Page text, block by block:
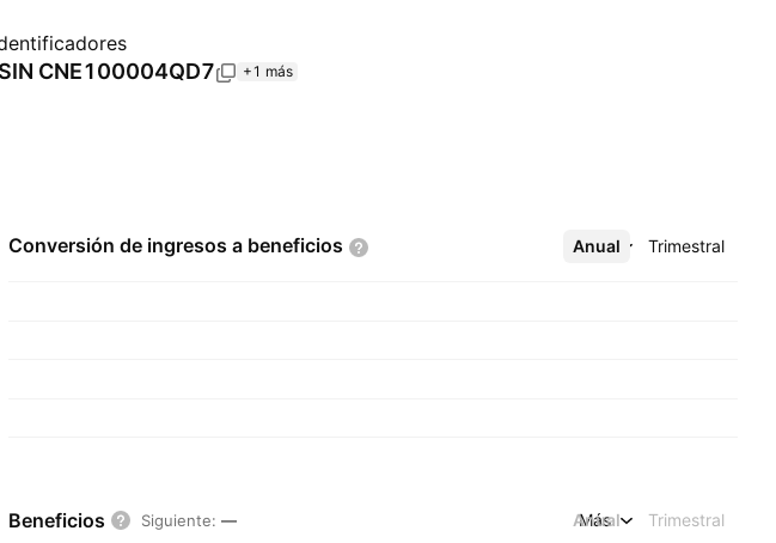
CNE100004QD7 +1 más
Conversión de ingresos a beneficios Anual Trimestral
Más
Beneficios Siguiente: — Anual Trimestral
Más